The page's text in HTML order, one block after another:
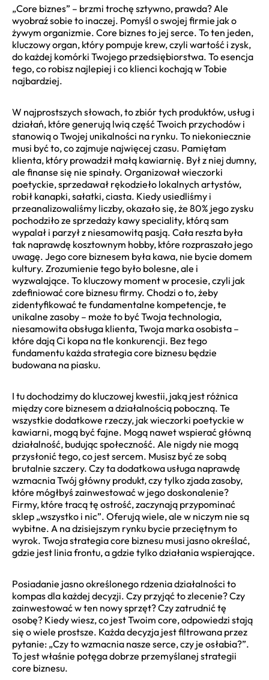
„Core biznes” – brzmi trochę sztywno, prawda? Ale
wyobraź sobie to inaczej. Pomyśl o swojej firmie jak o
żywym organizmie. Core biznes to jej serce. To ten jeden,
kluczowy organ, który pompuje krew, czyli wartość i zysk,
do każdej komórki Twojego przedsiębiorstwa. To esencja
tego, co robisz najlepiej i co klienci kochają w Tobie
najbardziej.
W najprostszych słowach, to zbiór tych produktów, usług i
działań, które generują lwią część Twoich przychodów i
stanowią o Twojej unikalności na rynku. To niekoniecznie
musi być to, co zajmuje najwięcej czasu. Pamiętam
klienta, który prowadził małą kawiarnię. Był z niej dumny,
ale finanse się nie spinały. Organizował wieczorki
poetyckie, sprzedawał rękodzieło lokalnych artystów,
robił kanapki, sałatki, ciasta. Kiedy usiedliśmy i
przeanalizowaliśmy liczby, okazało się, że 80% jego zysku
pochodziło ze sprzedaży kawy speciality, którą sam
wypalał i parzył z niesamowitą pasją. Cała reszta była
tak naprawdę kosztownym hobby, które rozpraszało jego
uwagę. Jego core biznesem była kawa, nie bycie domem
kultury. Zrozumienie tego było bolesne, ale i
wyzwalające. To kluczowy moment w procesie, czyli jak
zdefiniować core biznesu firmy. Chodzi o to, żeby
zidentyfikować te fundamentalne kompetencje, te
unikalne zasoby – może to być Twoja technologia,
niesamowita obsługa klienta, Twoja marka osobista –
które dają Ci kopa na tle konkurencji. Bez tego
fundamentu każda strategia core biznesu będzie
budowana na piasku.
I tu dochodzimy do kluczowej kwestii, jaką jest różnica
między core biznesem a działalnością poboczną. Te
wszystkie dodatkowe rzeczy, jak wieczorki poetyckie w
kawiarni, mogą być fajne. Mogą nawet wspierać główną
działalność, budując społeczność. Ale nigdy nie mogą
przysłonić tego, co jest sercem. Musisz być ze sobą
brutalnie szczery. Czy ta dodatkowa usługa naprawdę
wzmacnia Twój główny produkt, czy tylko zjada zasoby,
które mógłbyś zainwestować w jego doskonalenie?
Firmy, które tracą tę ostrość, zaczynają przypominać
sklep „wszystko i nic”. Oferują wiele, ale w niczym nie są
wybitne. A na dzisiejszym rynku bycie przeciętnym to
wyrok. Twoja strategia core biznesu musi jasno określać,
gdzie jest linia frontu, a gdzie tylko działania wspierające.
Posiadanie jasno określonego rdzenia działalności to
kompas dla każdej decyzji. Czy przyjąć to zlecenie? Czy
zainwestować w ten nowy sprzęt? Czy zatrudnić tę
osobę? Kiedy wiesz, co jest Twoim core, odpowiedzi stają
się o wiele prostsze. Każda decyzja jest filtrowana przez
pytanie: „Czy to wzmacnia nasze serce, czy je osłabia?”.
To jest właśnie potęga dobrze przemyślanej strategii
core biznesu.